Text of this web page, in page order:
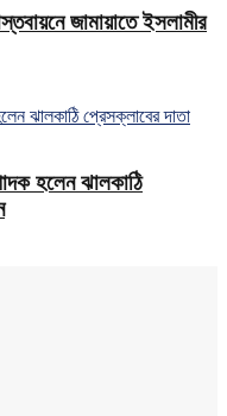
জামায়াতে ইসলামীর
হলেন ঝালকাঠি